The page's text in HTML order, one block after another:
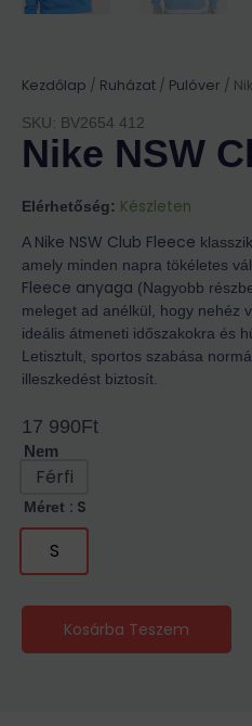
Kezdőlap / Ruházat / Pulóver /
SKU: BV2654 412
Nike NSW
Elérhetőség: Készleten
A Nike NSW Club Fleece
amely minden napra tökéletes
Fleece anyaga (Nagyobb
meleget ad anélkül, hogy nehéz
ideális átmeneti időszakokra és
Letisztult, sportos szabása
illeszkedést biztosít.
17 990Ft
Nem
Férfi
Méret : S
S
Kosárba Teszem